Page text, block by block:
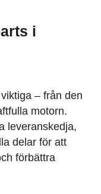
i
– från den
motorn.
leveranskedja,
delar för att
förbättra